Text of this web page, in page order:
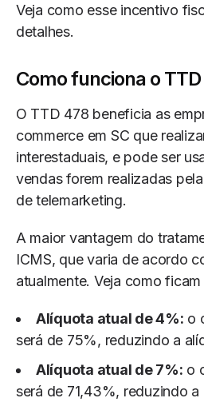
Veja como esse incentivo
detalhes.
Como funciona o
O TTD 478 beneficia as
commerce em SC que
interestaduais, e pode ser
vendas forem realizadas
de telemarketing.
A maior vantagem do
ICMS, que varia de acordo
atualmente. Veja como
Alíquota atual de 4%: o
será de 75%, reduzindo a
Alíquota atual de 7%: o
será de 71,43%, reduzindo